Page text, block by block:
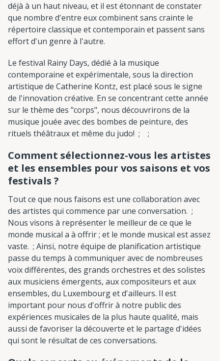
déjà à un haut niveau, et il est étonnant de constater
que nombre d'entre eux combinent sans crainte le
répertoire classique et contemporain et passent sans
effort d'un genre à l'autre.
Le festival Rainy Days, dédié à la musique
contemporaine et expérimentale, sous la direction
artistique de Catherine Kontz, est placé sous le signe
de l'innovation créative. En se concentrant cette année
sur le thème des "corps", nous découvrirons de la
musique jouée avec des bombes de peinture, des
rituels théâtraux et même du judo! ; ;
Comment sélectionnez-vous les artistes
et les ensembles pour vos saisons et vos
festivals ?
Tout ce que nous faisons est une collaboration avec
des artistes qui commence par une conversation. ;
Nous visons à représenter le meilleur de ce que le
monde musical a à offrir ; et le monde musical est assez
vaste. ; Ainsi, notre équipe de planification artistique
passe du temps à communiquer avec de nombreuses
voix différentes, des grands orchestres et des solistes
aux musiciens émergents, aux compositeurs et aux
ensembles, du Luxembourg et d'ailleurs. Il est
important pour nous d'offrir à notre public des
expériences musicales de la plus haute qualité, mais
aussi de favoriser la découverte et le partage d'idées
qui sont le résultat de ces conversations.